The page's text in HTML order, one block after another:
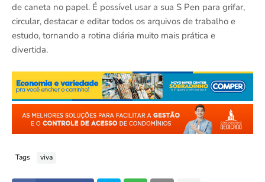
de caneta no papel. É possível usar a sua S Pen para grifar,
circular, destacar e editar todos os arquivos de trabalho e
estudo, tornando a rotina diária muito mais prática e
divertida.
Tags viva